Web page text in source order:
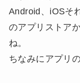
Android、iOSそ
のアプリストア
ね。
ちなみにアプリ